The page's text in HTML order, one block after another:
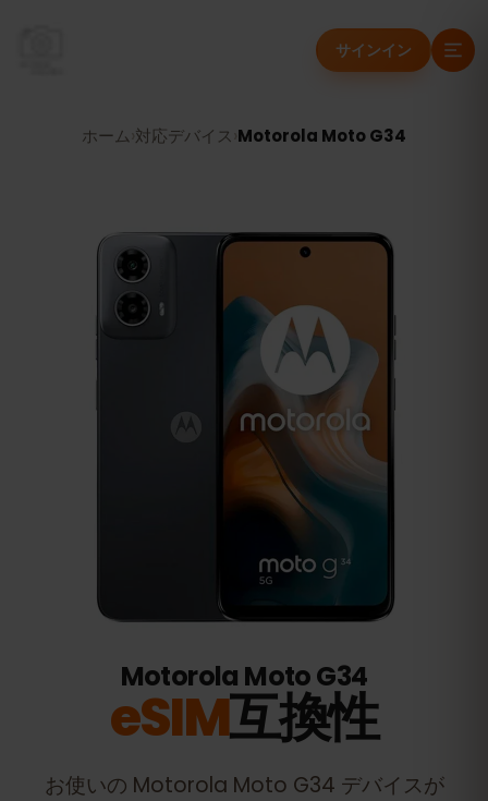
サインイン
ホーム 対応デバイス Motorola Moto G34
Motorola Moto G34
eSIM互換性
お使いの Motorola Moto G34 デバイスが